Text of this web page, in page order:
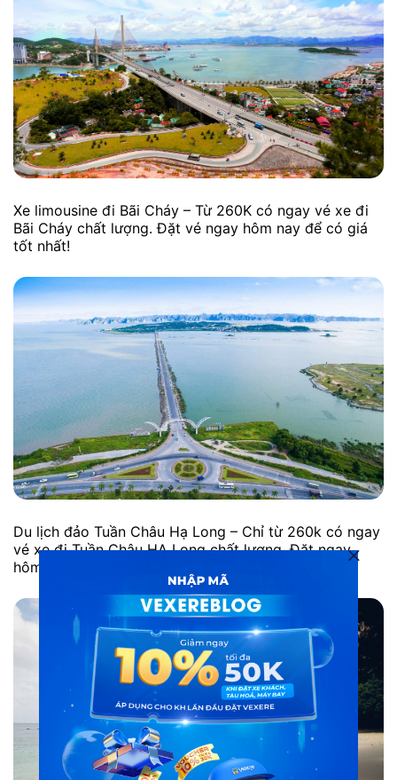
Xe limousine đi Bãi Cháy – Từ 260K có ngay vé xe đi
Bãi Cháy chất lượng. Đặt vé ngay hôm nay để có giá
tốt nhất!
Du lịch đảo Tuần Châu Hạ Long – Chỉ từ 260k có ngay
vé xe đi Tuần Châu HẠ Long chất lượng. Đặt ngay
hôm nay để có giá tốt nhất!